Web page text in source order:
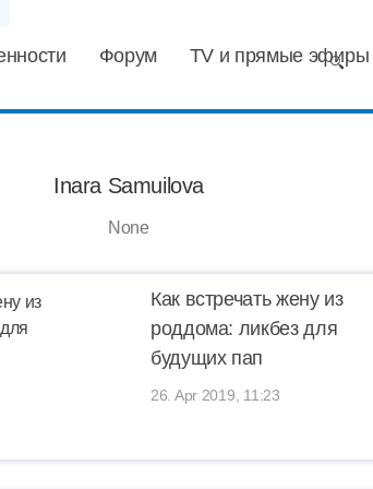
Форум TV и прямые эфиры
Inara Samuilova
None
Как встречать жену из
роддома: ликбез для
будущих пап
26. Apr 2019, 11:23